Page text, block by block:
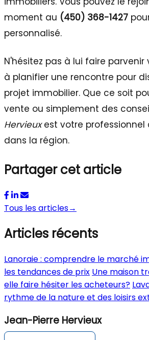
moment au (450) 368-1427
personnalisé.
N'hésitez pas à lui faire parvenir
à planifier une rencontre pour
projet immobilier. Que ce soit
vente ou simplement des
Hervieuxest votre professionnel
dans la région.
Partager cet article
Tous les articles→
Articles récents
Lanoraie : comprendre le marché
les tendances de prix Une maison
elle faire hésiter les acheteurs?
rythme de la nature et des loisirs
Jean-Pierre Hervieux